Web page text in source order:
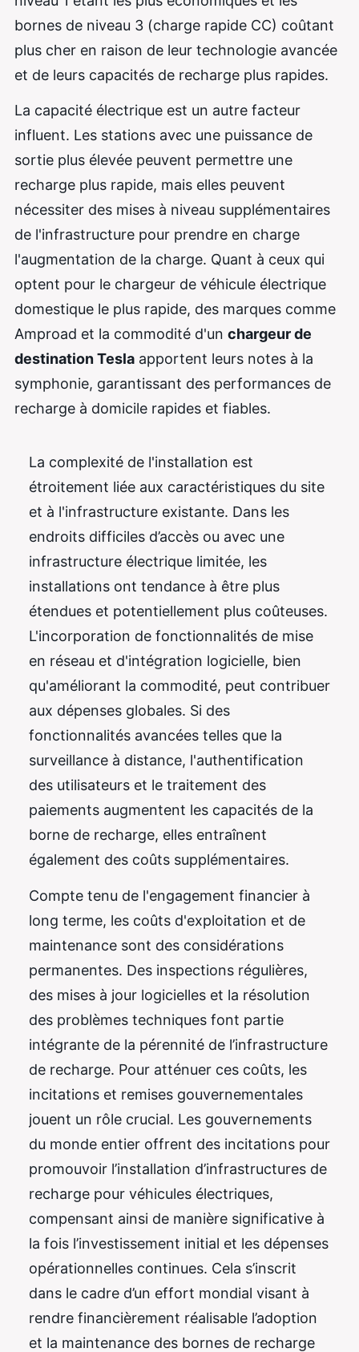
bornes de niveau 3 (charge rapide CC) coûtant
plus cher en raison de leur technologie avancée
et de leurs capacités de recharge plus rapides.
La capacité électrique est un autre facteur
influent. Les stations avec une puissance de
sortie plus élevée peuvent permettre une
recharge plus rapide, mais elles peuvent
nécessiter des mises à niveau supplémentaires
de l'infrastructure pour prendre en charge
l'augmentation de la charge. Quant à ceux qui
optent pour le chargeur de véhicule électrique
domestique le plus rapide, des marques comme
Amproad et la commodité d'un chargeur de
destination Tesla apportent leurs notes à la
symphonie, garantissant des performances de
recharge à domicile rapides et fiables.
La complexité de l'installation est
étroitement liée aux caractéristiques du site
et à l'infrastructure existante. Dans les
endroits difficiles d’accès ou avec une
infrastructure électrique limitée, les
installations ont tendance à être plus
étendues et potentiellement plus coûteuses.
L'incorporation de fonctionnalités de mise
en réseau et d'intégration logicielle, bien
qu'améliorant la commodité, peut contribuer
aux dépenses globales. Si des
fonctionnalités avancées telles que la
surveillance à distance, l'authentification
des utilisateurs et le traitement des
paiements augmentent les capacités de la
borne de recharge, elles entraînent
également des coûts supplémentaires.
Compte tenu de l'engagement financier à
long terme, les coûts d'exploitation et de
maintenance sont des considérations
permanentes. Des inspections régulières,
des mises à jour logicielles et la résolution
des problèmes techniques font partie
intégrante de la pérennité de l’infrastructure
de recharge. Pour atténuer ces coûts, les
incitations et remises gouvernementales
jouent un rôle crucial. Les gouvernements
du monde entier offrent des incitations pour
promouvoir l’installation d’infrastructures de
recharge pour véhicules électriques,
compensant ainsi de manière significative à
la fois l’investissement initial et les dépenses
opérationnelles continues. Cela s’inscrit
dans le cadre d’un effort mondial visant à
rendre financièrement réalisable l’adoption
et la maintenance des bornes de recharge